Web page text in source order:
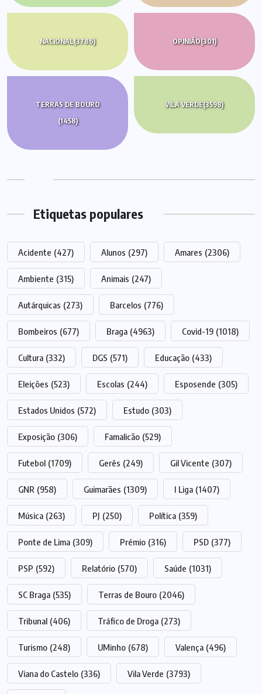
NACIONAL(3786) OPINIÃO(301)
TERRAS DE BOURO
(1458)
VILA VERDE(3598)
Etiquetas populares
Acidente (427) Alunos (297) Amares (2306)
Ambiente (315) Animais (247)
Autárquicas (273) Barcelos (776)
Bombeiros (677) Braga (4963) Covid-19 (1018)
Cultura (332) DGS (571) Educação (433)
Eleições (523) Escolas (244) Esposende (305)
Estados Unidos (572) Estudo (303)
Exposição (306) Famalicão (529)
Futebol (1709) Gerês (249) Gil Vicente (307)
GNR (958) Guimarães (1309) I Liga (1407)
Música (263) PJ (250) Política (359)
Ponte de Lima (309) Prémio (316) PSD (377)
PSP (592) Relatório (570) Saúde (1031)
SC Braga (535) Terras de Bouro (2046)
Tribunal (406) Tráfico de Droga (273)
Turismo (248) UMinho (678) Valença (496)
Viana do Castelo (336) Vila Verde (3793)